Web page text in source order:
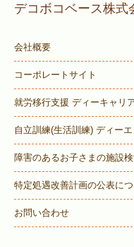
デコボコベース株式
会社概要
コーポレートサイト
就労移行支援 ディーキャリ
自立訓練(生活訓練) ディー
障害のあるお子さまの施設
特定処遇改善計画の公表に
お問い合わせ